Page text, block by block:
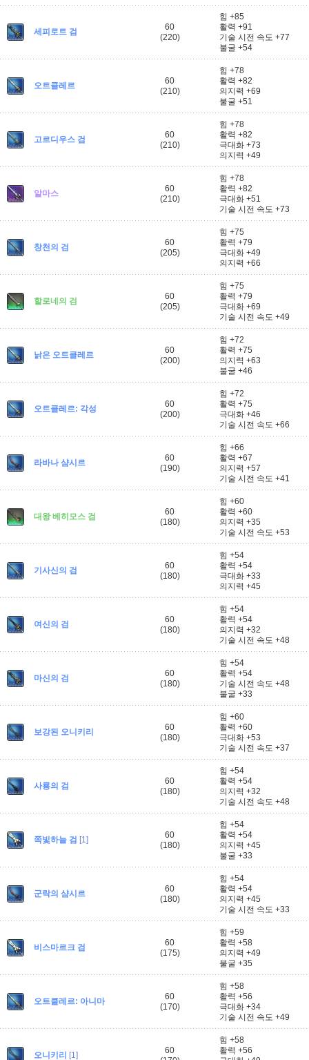
세피로트 검
60
(220)
힘 +85
활력 +91
기술 시전 속도 +77
불굴 +54
오트클레르
60
(210)
힘 +78
활력 +82
의지력 +69
불굴 +51
고르디우스 검
60
(210)
힘 +78
활력 +82
극대화 +73
의지력 +49
알마스
60
(210)
힘 +78
활력 +82
극대화 +51
기술 시전 속도 +73
창천의 검
60
(205)
힘 +75
활력 +79
극대화 +49
의지력 +66
할로네의 검
60
(205)
힘 +75
활력 +79
극대화 +69
기술 시전 속도 +49
낡은 오트클레르
60
(200)
힘 +72
활력 +75
의지력 +63
불굴 +46
오트클레르: 각성
60
(200)
힘 +72
활력 +75
극대화 +46
기술 시전 속도 +66
라바나 샴시르
60
(190)
힘 +66
활력 +67
의지력 +57
기술 시전 속도 +41
대왕 베히모스 검
60
(180)
힘 +60
활력 +60
의지력 +35
기술 시전 속도 +53
기사신의 검
60
(180)
힘 +54
활력 +54
극대화 +33
의지력 +45
여신의 검
60
(180)
힘 +54
활력 +54
의지력 +32
기술 시전 속도 +48
마신의 검
60
(180)
힘 +54
활력 +54
기술 시전 속도 +48
불굴 +33
보강된 오니키리
60
(180)
힘 +60
활력 +60
극대화 +53
기술 시전 속도 +37
사룡의 검
60
(180)
힘 +54
활력 +54
의지력 +32
기술 시전 속도 +48
쪽빛하늘 검 [1]
60
(180)
힘 +54
활력 +54
의지력 +45
불굴 +33
군락의 샴시르
60
(180)
힘 +54
활력 +54
의지력 +45
기술 시전 속도 +33
비스마르크 검
60
(175)
힘 +59
활력 +58
의지력 +49
불굴 +35
오트클레르: 아니마
60
(170)
힘 +58
활력 +56
극대화 +34
기술 시전 속도 +49
오니키리 [1]
60
힘 +58
활력 +56